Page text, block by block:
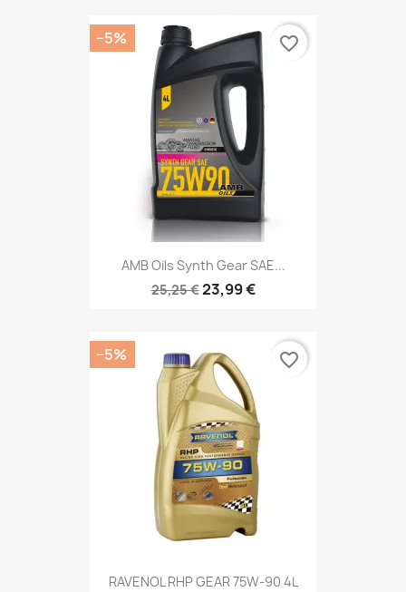
AMB Oils Synth Gear SAE...
25,25 €23,99 €
−5% favorite_border
RAVENOL RHP GEAR 75W-90 4L
−5% favorite_border